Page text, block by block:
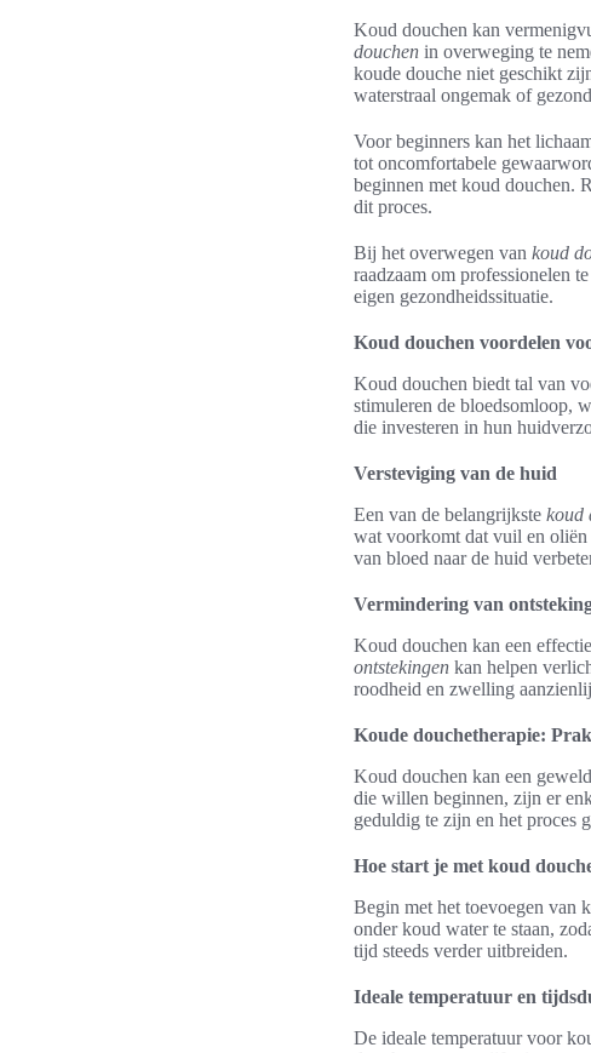
Koud douchen kan
douchen in overweging te
koude douche niet geschikt
waterstraal ongemak of
Voor beginners kan het
tot oncomfortabele
beginnen met koud douchen.
dit proces.
Bij het overwegen van koud
raadzaam om professionelen
eigen gezondheidssituatie.
Koud douchen voordelen
Koud douchen biedt tal van
stimuleren de bloedsomloop,
die investeren in hun
Versteviging van de huid
Een van de belangrijkste koud
wat voorkomt dat vuil en
van bloed naar de huid
Vermindering van
Koud douchen kan een
ontstekingen kan helpen
roodheid en zwelling
Koude douchetherapie:
Koud douchen kan een
die willen beginnen, zijn er
geduldig te zijn en het proces
Hoe start je met koud
Begin met het toevoegen van
onder koud water te staan,
tijd steeds verder uitbreiden.
Ideale temperatuur en
De ideale temperatuur voor